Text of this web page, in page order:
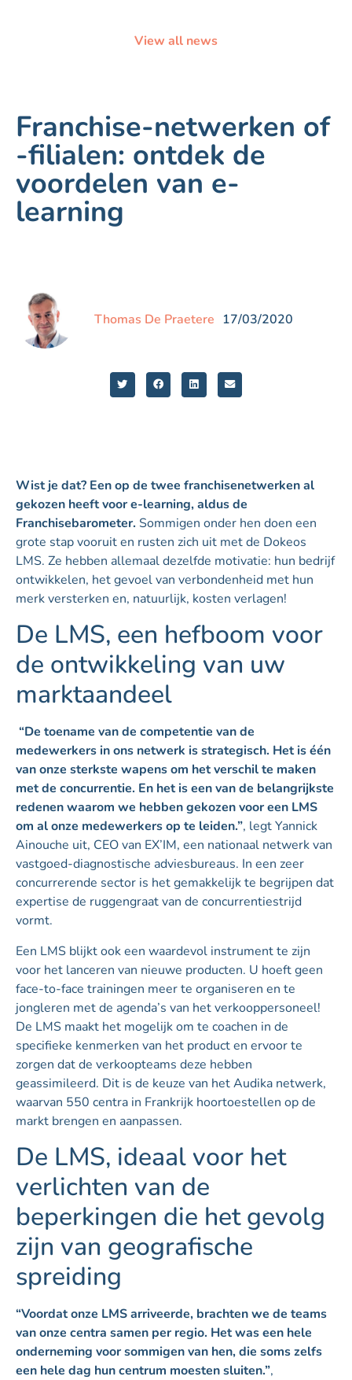
View all news
Franchise-netwerken of
-filialen: ontdek de
voordelen van e-
learning
Thomas De Praetere 17/03/2020
Wist je dat? Een op de twee franchisenetwerken al
gekozen heeft voor e-learning, aldus de
Franchisebarometer. Sommigen onder hen doen een
grote stap vooruit en rusten zich uit met de Dokeos
LMS. Ze hebben allemaal dezelfde motivatie: hun bedrijf
ontwikkelen, het gevoel van verbondenheid met hun
merk versterken en, natuurlijk, kosten verlagen!
De LMS, een hefboom voor
de ontwikkeling van uw
marktaandeel
“De toename van de competentie van de
medewerkers in ons netwerk is strategisch. Het is één
van onze sterkste wapens om het verschil te maken
met de concurrentie. En het is een van de belangrijkste
redenen waarom we hebben gekozen voor een LMS
om al onze medewerkers op te leiden.”, legt Yannick
Ainouche uit, CEO van EX’IM, een nationaal netwerk van
vastgoed-diagnostische adviesbureaus. In een zeer
concurrerende sector is het gemakkelijk te begrijpen dat
expertise de ruggengraat van de concurrentiestrijd
vormt.
Een LMS blijkt ook een waardevol instrument te zijn
voor het lanceren van nieuwe producten. U hoeft geen
face-to-face trainingen meer te organiseren en te
jongleren met de agenda’s van het verkooppersoneel!
De LMS maakt het mogelijk om te coachen in de
specifieke kenmerken van het product en ervoor te
zorgen dat de verkoopteams deze hebben
geassimileerd. Dit is de keuze van het Audika netwerk,
waarvan 550 centra in Frankrijk hoortoestellen op de
markt brengen en aanpassen.
De LMS, ideaal voor het
verlichten van de
beperkingen die het gevolg
zijn van geografische
spreiding
“Voordat onze LMS arriveerde, brachten we de teams
van onze centra samen per regio. Het was een hele
onderneming voor sommigen van hen, die soms zelfs
een hele dag hun centrum moesten sluiten.”,